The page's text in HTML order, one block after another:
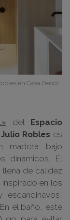
en Casa Decor
del Espacio
Robles es
madera bajo
dinámicos. El
de calidez
inspirado en los
el baño, este